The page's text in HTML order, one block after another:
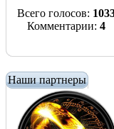
Всего голосов:
Комментарии: 4
Наши партнеры